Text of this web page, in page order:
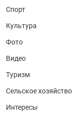
Спорт
Культура
Фото
Видео
Туризм
Сельское хозяйство
Интересы